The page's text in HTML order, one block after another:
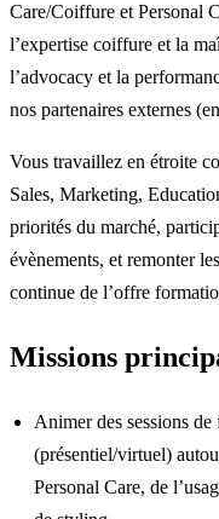
Care/Coiffure et Personal
l’expertise coiffure et la
l’advocacy et la
nos partenaires externes
Vous travaillez en étroite
Sales, Marketing,
priorités du marché,
évènements, et remonter
continue de l’offre
Missions
Animer des sessions
(présentiel/virtuel)
Personal Care, de